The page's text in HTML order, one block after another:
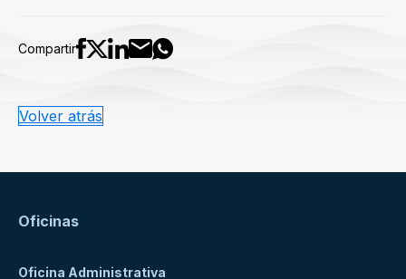
Compartir
Volver atrás
Oficinas
Oficina Administrativa